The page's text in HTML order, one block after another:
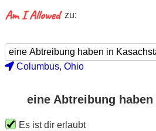
zu:
Columbus, Ohio
eine Abtreibung
Es ist dir erlaubt